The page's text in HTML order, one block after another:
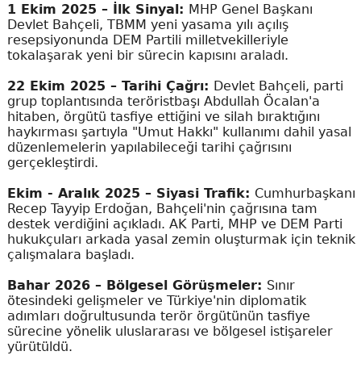
1 Ekim 2025 – İlk Sinyal: MHP Genel Başkanı
Devlet Bahçeli, TBMM yeni yasama yılı açılış
resepsiyonunda DEM Partili milletvekilleriyle
tokalaşarak yeni bir sürecin kapısını araladı.
22 Ekim 2025 – Tarihi Çağrı: Devlet Bahçeli, parti
grup toplantısında teröristbaşı Abdullah Öcalan'a
hitaben, örgütü tasfiye ettiğini ve silah bıraktığını
haykırması şartıyla "Umut Hakkı" kullanımı dahil yasal
düzenlemelerin yapılabileceği tarihi çağrısını
gerçekleştirdi.
Ekim - Aralık 2025 – Siyasi Trafik: Cumhurbaşkanı
Recep Tayyip Erdoğan, Bahçeli'nin çağrısına tam
destek verdiğini açıkladı. AK Parti, MHP ve DEM Parti
hukukçuları arkada yasal zemin oluşturmak için teknik
çalışmalara başladı.
Bahar 2026 – Bölgesel Görüşmeler: Sınır
ötesindeki gelişmeler ve Türkiye'nin diplomatik
adımları doğrultusunda terör örgütünün tasfiye
sürecine yönelik uluslararası ve bölgesel istişareler
yürütüldü.